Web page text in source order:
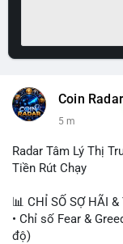
Coin Radar
5 m
Radar Tâm Lý Thị
Tiền Rút Chạy
📊 CHỈ SỐ SỢ HÃI
• Chỉ số Fear &
độ)